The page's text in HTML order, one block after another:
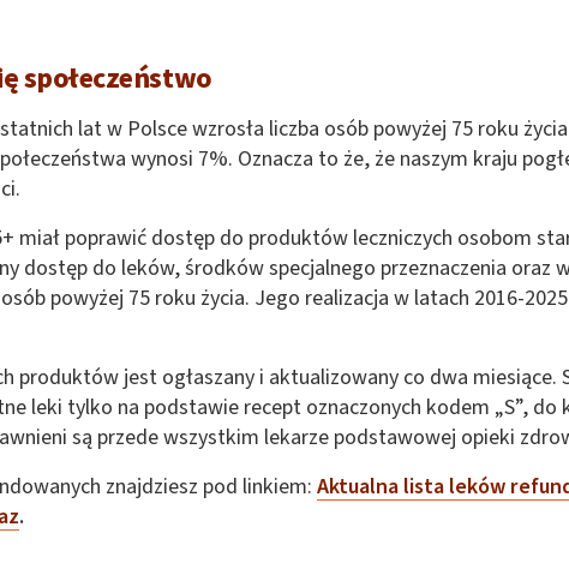
społeczeństwo
lat w Polsce wzrosła liczba osób powyżej 75 roku
wynosi 7%. Oznacza to że, że naszym kraju
miał poprawić dostęp do produktów leczniczych osobom
dostęp do leków, środków specjalnego przeznaczenia oraz
powyżej 75 roku życia. Jego realizacja w latach 2016-
produktów jest ogłaszany i aktualizowany co dwa miesiące.
leki tylko na podstawie recept oznaczonych kodem „S”, do
są przede wszystkim lekarze podstawowej opieki
znajdziesz pod linkiem: Aktualna lista leków
.